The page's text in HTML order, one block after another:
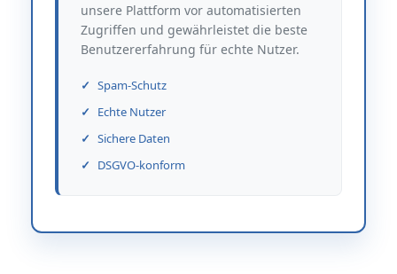
unsere Plattform vor automatisierten
Zugriffen und gewährleistet die beste
Benutzererfahrung für echte Nutzer.
Spam-Schutz
Echte Nutzer
Sichere Daten
DSGVO-konform